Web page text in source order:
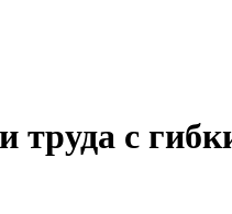
труда с